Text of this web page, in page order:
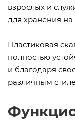
взрослых и
для хранения на
Пластиковая
полностью
и благодаря
различным